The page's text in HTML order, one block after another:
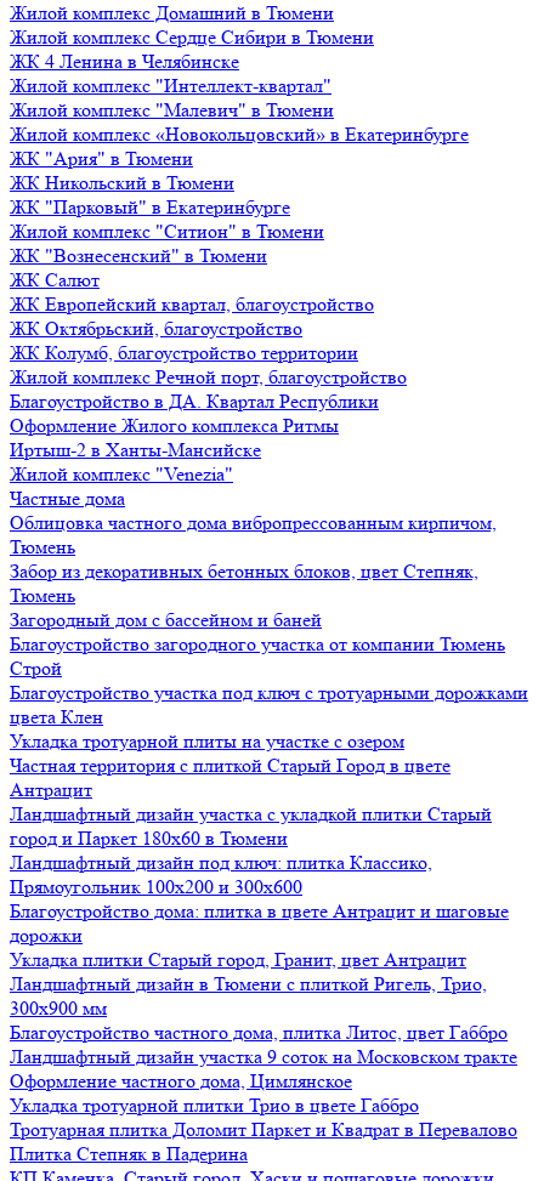
Жилой комплекс Домашний в Тюмени
Жилой комплекс Сердце Сибири в Тюмени
ЖК 4 Ленина в Челябинске
Жилой комплекс "Интеллект-квартал"
Жилой комплекс "Малевич" в Тюмени
Жилой комплекс «Новокольцовский» в Екатеринбурге
ЖК "Ария" в Тюмени
ЖК Никольский в Тюмени
ЖК "Парковый" в Екатеринбурге
Жилой комплекс "Ситион" в Тюмени
ЖК "Вознесенский" в Тюмени
ЖК Салют
ЖК Европейский квартал, благоустройство
ЖК Октябрьский, благоустройство
ЖК Колумб, благоустройство территории
Жилой комплекс Речной порт, благоустройство
Благоустройство в ДА. Квартал Республики
Оформление Жилого комплекса Ритмы
Иртыш-2 в Ханты-Мансийске
Жилой комплекс "Venezia"
Частные дома
Облицовка частного дома вибропрессованным кирпичом,
Тюмень
Забор из декоративных бетонных блоков, цвет Степняк,
Тюмень
Загородный дом с бассейном и баней
Благоустройство загородного участка от компании Тюмень
Строй
Благоустройство участка под ключ с тротуарными дорожками
цвета Клен
Укладка тротуарной плиты на участке с озером
Частная территория с плиткой Старый Город в цвете
Антрацит
Ландшафтный дизайн участка с укладкой плитки Старый
город и Паркет 180х60 в Тюмени
Ландшафтный дизайн под ключ: плитка Классико,
Прямоугольник 100х200 и 300х600
Благоустройство дома: плитка в цвете Антрацит и шаговые
дорожки
Укладка плитки Старый город, Гранит, цвет Антрацит
Ландшафтный дизайн в Тюмени с плиткой Ригель, Трио,
300х900 мм
Благоустройство частного дома, плитка Литос, цвет Габбро
Ландшафтный дизайн участка 9 соток на Московском тракте
Оформление частного дома, Цимлянское
Укладка тротуарной плитки Трио в цвете Габбро
Тротуарная плитка Доломит Паркет и Квадрат в Перевалово
Плитка Степняк в Падерина